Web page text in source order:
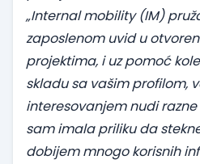
„Internal mobility (IM)
zaposlenom uvid u
projektima, i uz pomoć
skladu sa vašim profilom,
interesovanjem nudi
sam imala priliku da
dobijem mnogo korisnih